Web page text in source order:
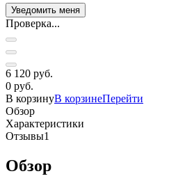
Проверка...
6 120 руб.
0 руб.
В корзинуВ корзинеПерейти
Обзор
Характеристики
Отзывы1
Обзор